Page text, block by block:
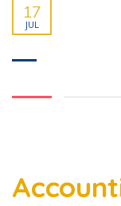
17
JUL